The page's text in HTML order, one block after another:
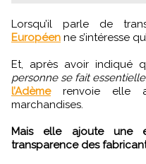
Lorsqu’il parle de
Européen ne s’intéresse
Et, après avoir indiqué
personne se fait
l’Adèmerenvoie elle
marchandises.
Mais elle ajoute une
transparence des